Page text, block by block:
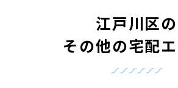
江戸川区の
その他の宅配